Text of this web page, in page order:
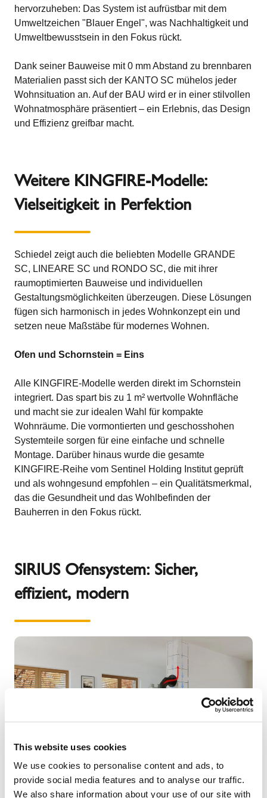
This website uses cookies
We use cookies to personalise content and ads, to
provide social media features and to analyse our traffic.
We also share information about your use of our site with
hervorzuheben: Das System ist aufrüstbar mit dem
Umweltzeichen "Blauer Engel", was Nachhaltigkeit und
Umweltbewusstsein in den Fokus rückt.
Dank seiner Bauweise mit 0 mm Abstand zu brennbaren
Materialien passt sich der KANTO SC mühelos jeder
Wohnsituation an. Auf der BAU wird er in einer stilvollen
Wohnatmosphäre präsentiert – ein Erlebnis, das Design
und Effizienz greifbar macht.
Weitere KINGFIRE-Modelle:
Vielseitigkeit in Perfektion
Schiedel zeigt auch die beliebten Modelle GRANDE
SC, LINEARE SC und RONDO SC, die mit ihrer
raumoptimierten Bauweise und individuellen
Gestaltungsmöglichkeiten überzeugen. Diese Lösungen
fügen sich harmonisch in jedes Wohnkonzept ein und
setzen neue Maßstäbe für modernes Wohnen.
Ofen und Schornstein = Eins
Alle KINGFIRE-Modelle werden direkt im Schornstein
integriert. Das spart bis zu 1 m² wertvolle Wohnfläche
und macht sie zur idealen Wahl für kompakte
Wohnräume. Die vormontierten und geschosshohen
Systemteile sorgen für eine einfache und schnelle
Montage. Darüber hinaus wurde die gesamte
KINGFIRE-Reihe vom Sentinel Holding Institut geprüft
und als wohngesund empfohlen – ein Qualitätsmerkmal,
das die Gesundheit und das Wohlbefinden der
Bauherren in den Fokus rückt.
SIRIUS Ofensystem: Sicher,
effizient, modern
Der freistehende Kaminofen SIRIUS besticht durch